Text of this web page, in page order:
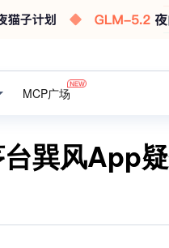
MCP广场
巽风App